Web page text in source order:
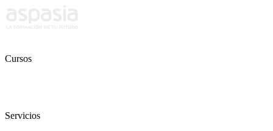
Cursos
Servicios